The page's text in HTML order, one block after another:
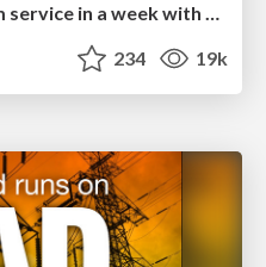
Build your cross-platform service in a week with App Engine
234 19k